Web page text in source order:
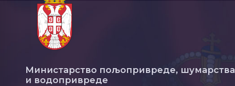
Министарство пољопривреде, шумарства
и водопривреде